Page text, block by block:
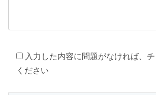
入力した内容に問題がなければ、
ください